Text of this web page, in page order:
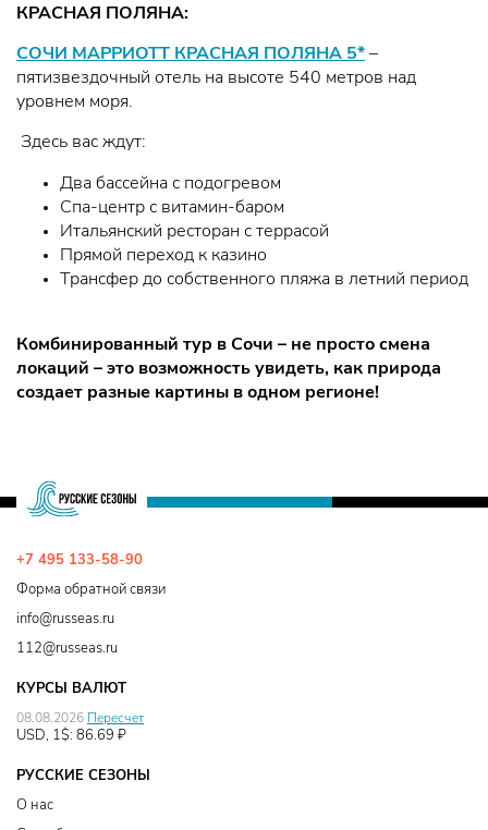
КРАСНАЯ ПОЛЯНА:
СОЧИ МАРРИОТТ КРАСНАЯ ПОЛЯНА 5* –
пятизвездочный отель на высоте 540 метров над
уровнем моря.
Здесь вас ждут:
Два бассейна с подогревом
Спа-центр с витамин-баром
Итальянский ресторан с террасой
Прямой переход к казино
Трансфер до собственного пляжа в летний период
Комбинированный тур в Сочи – не просто смена
локаций – это возможность увидеть, как природа
создает разные картины в одном регионе!
+7 495 133-58-90
Форма обратной связи
info@russeas.ru
112@russeas.ru
КУРСЫ ВАЛЮТ
08.08.2026 Пересчет
USD, 1$: 86.69 ₽
РУССКИЕ СЕЗОНЫ
О нас